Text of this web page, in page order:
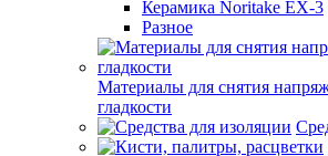
Керамика Noritake EX-3
Разное
Материалы для снятия
гладкости